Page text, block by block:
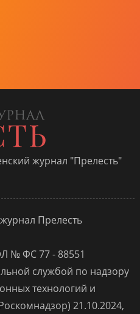
журнал "Прелесть"
Прелесть
№ ФС 77 - 88551
службой по надзору
технологий и
21.10.2024,